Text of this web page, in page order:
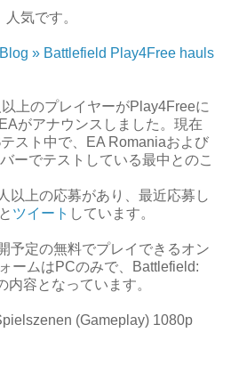
気です。
» Battlefield Play4Free hauls
上のプレイヤーがPlay4Freeに
がアナウンスしました。現在
スト中で、EA Romaniaおよび
ーでテストしている最中とのこ
以上の応募があり、最近応募し
ツイート しています。
予定の無料でプレイできるオン
ームはPCのみで、Battlefield:
容となっています。
(Gameplay) 1080p